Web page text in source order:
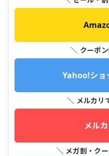
＼ クーポ
Yahoo!ショ
＼ メルカリ
メル
＼ メガ割・ク